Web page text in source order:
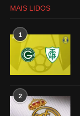
MAIS LIDOS
1
2